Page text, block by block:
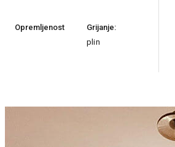
Opremljenost
Grijanje:
plin